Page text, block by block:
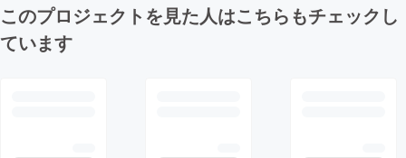
このプロジェクトを見た人はこちらもチェックし
ています